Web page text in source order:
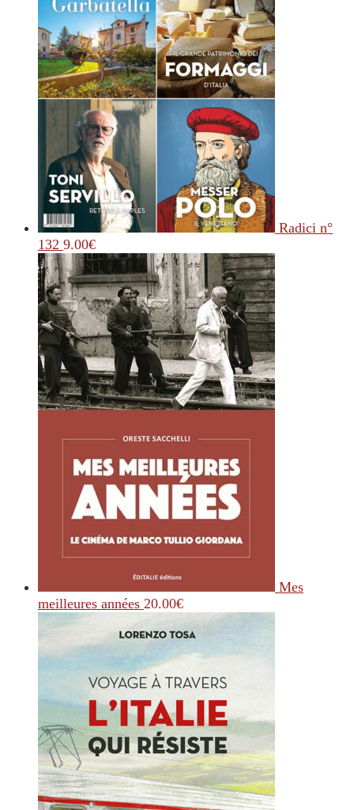
Radici n°
132 9.00€
Mes
meilleures années 20.00€